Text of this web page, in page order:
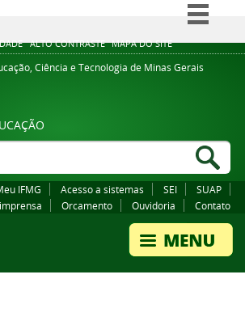
ALTO CONTRASTE MAPA DO SITE
Simplifique!
Comunica BR
Legislação
Ciência e Tecnologia de Minas Gerais
IFMG Acesso a sistemas SEI
SUAP
Orcamento Ouvidoria Contato